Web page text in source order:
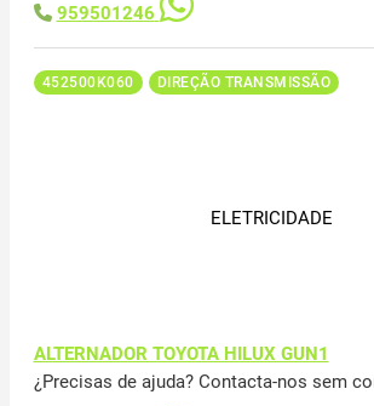
959501246
452500K060 DIREÇÃO TRANSMISSÃO
ELETRICIDADE
ALTERNADOR TOYOTA HILUX GUN1
¿Precisas de ajuda? Contacta-nos sem